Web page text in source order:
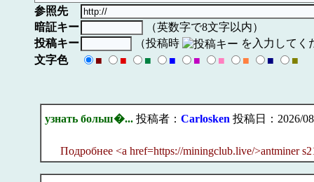
参照先
暗証キー
（英数字で8文字以内）
投稿キー
（投稿時
を入力してく
文字色
■ ■ ■ ■ ■ ■ ■ ■ ■
узнать больш�...投稿者： Carlosken 投稿日：2026/
Подробнее <a href=https://miningclub.live/>antminer